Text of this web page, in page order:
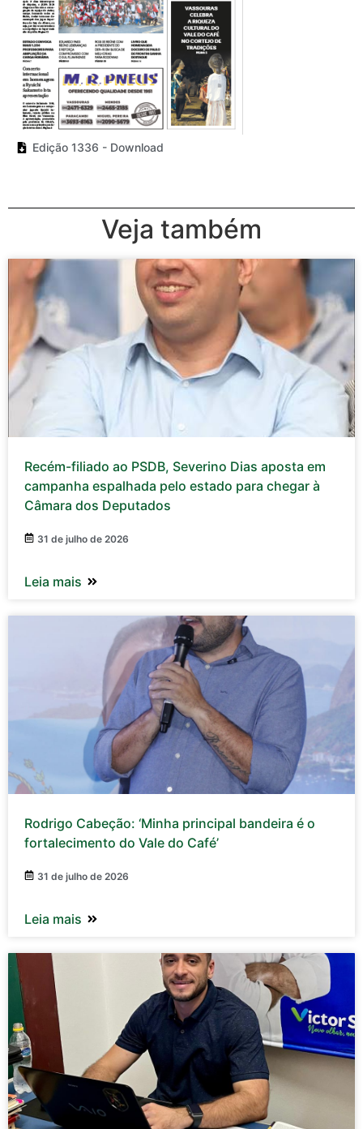
Edição 1336 - Download
Veja também
Recém-filiado ao PSDB, Severino Dias aposta em
campanha espalhada pelo estado para chegar à
Câmara dos Deputados
31 de julho de 2026
Leia mais
Rodrigo Cabeção: ‘Minha principal bandeira é o
fortalecimento do Vale do Café’
31 de julho de 2026
Leia mais